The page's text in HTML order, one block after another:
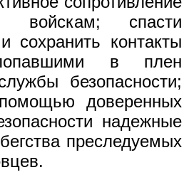
войскам; спасти
сохранить контакты
в плен
безопасности;
доверенных
надежные
преследуемых